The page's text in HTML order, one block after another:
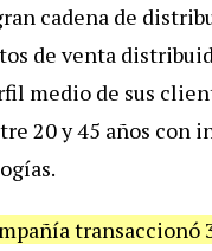
cadena de
de venta
medio de sus
20 y 45 años con
transaccionó